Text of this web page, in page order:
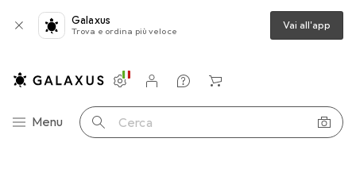
Galaxus
Trova e ordina più veloce Vai all'app
Categoria Navigazione
Menu Cerca
Impostazioni
Conto cliente
Liste di confronto
Liste dei desideri
Carrello